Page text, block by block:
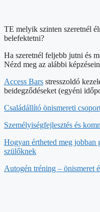
TE melyik szinten szeretnél
belefektetni?
Ha szeretnél feljebb jutni és
Nézd meg az alábbi
Access Bars stresszoldó
beidegződéseket (egyéni
Családállító önismereti
Személyiségfejlesztés és
Hogyan értheted meg
szülőknek
Autogén tréning – önismeret